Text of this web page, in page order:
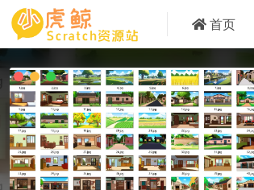
首页